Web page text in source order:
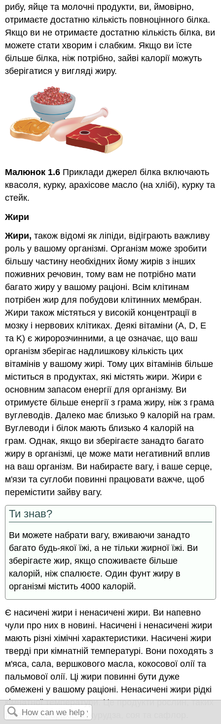
рибу, яйце та молочні продукти, ви, ймовірно,
отримаєте достатню кількість повноцінного білка.
Якщо ви не отримаєте достатню кількість білка, ви
можете стати хворим і слабким. Якщо ви їсте
більше білка, ніж потрібно, зайві калорії можуть
зберігатися у вигляді жиру.
Малюнок 1.6 Приклади джерел білка включають
квасоля, курку, арахісове масло (на хлібі), курку та
стейк.
Жири
Жири, також відомі як ліпіди, відіграють важливу
роль у вашому організмі. Організм може зробити
більшу частину необхідних йому жирів з інших
поживних речовин, тому вам не потрібно мати
багато жиру у вашому раціоні. Всім клітинам
потрібен жир для побудови клітинних мембран.
Жири також містяться у високій концентрації в
мозку і нервових клітиках. Деякі вітаміни (A, D, E
та K) є жиророзчинними, а це означає, що ваш
організм зберігає надлишкову кількість цих
вітамінів у вашому жирі. Тому цих вітамінів більше
міститься в продуктах, які містять жири. Жири є
основним запасом енергії для організму. Ви
отримуєте більше енергії з грама жиру, ніж з грама
вуглеводів. Далеко має близько 9 калорій на грам.
Вуглеводи і білок мають близько 4 калорій на
грам. Однак, якщо ви зберігаєте занадто багато
жиру в організмі, це може мати негативний вплив
на ваш організм. Ви набираєте вагу, і ваше серце,
м'язи та суглоби повинні працювати важче, щоб
перемістити зайву вагу.
Ти знав?
Ви можете набрати вагу, вживаючи занадто
багато будь-якої їжі, а не тільки жирної їжі. Ви
зберігаєте жир, якщо споживаєте більше
калорій, ніж спалюєте. Один фунт жиру в
організмі містить 4000 калорій.
Є насичені жири і ненасичені жири. Ви напевно
чули про них в новині. Насичені і ненасичені жири
мають різні хімічні характеристики. Насичені жири
тверді при кімнатній температурі. Вони походять з
м'яса, сала, вершкового масла, кокосової олії та
пальмової олії. Ці жири повинні бути дуже
обмежені у вашому раціоні. Ненасичені жири рідкі
кімнатної температури. Це продукти рослин, таких
як оливки, арахіс, кукурудза, соя та сафлор.